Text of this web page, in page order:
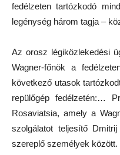
fedélzeten tartózkodó
legénység három tagja –
Az orosz légiközlekedési
Wagner-főnök a
következő utasok
repülőgép fedélzetén:…
Rosaviatsia, amely a
szolgálatot teljesítő
szereplő személyek között.